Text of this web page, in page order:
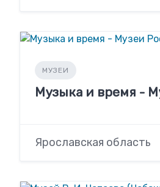
МУЗЕИ
Музыка и время -
Ярославская область